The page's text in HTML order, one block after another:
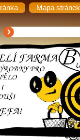
Mapa stránek